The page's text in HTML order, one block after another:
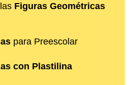
Figuras Geométricas
para Preescolar
con Plastilina